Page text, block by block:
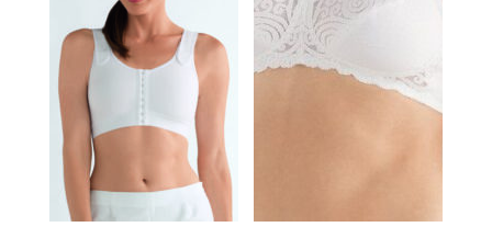
peuvent
être
choisies
sur